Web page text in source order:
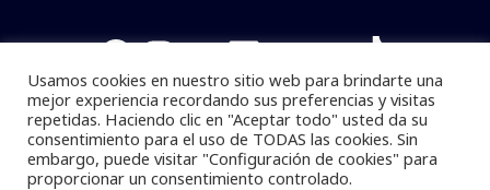
Facebook
Instagram
Twitter
LinkedIn
Telegram
YouTube
TikTok
Pymempresario © 2025 Todos los derechos reservados.
Se prohibe el uso de la información total o parcial sin
Usamos cookies en nuestro sitio web para brindarte una
mejor experiencia recordando sus preferencias y visitas
repetidas. Haciendo clic en "Aceptar todo" usted da su
consentimiento para el uso de TODAS las cookies. Sin
embargo, puede visitar "Configuración de cookies" para
proporcionar un consentimiento controlado.